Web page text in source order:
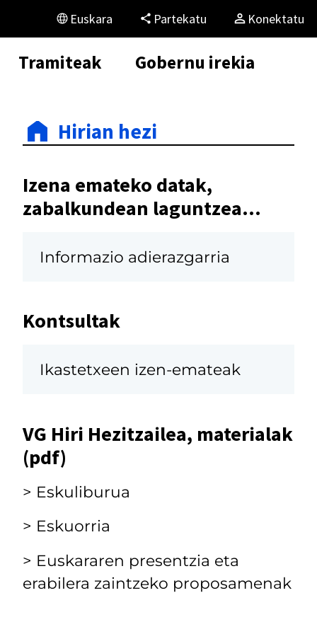
Euskara Partekatu Konektatu
Tramiteak Gobernu irekia
Hirian hezi
Izena emateko datak,
zabalkundean laguntzea...
Informazio adierazgarria
Kontsultak
Ikastetxeen izen-emateak
VG Hiri Hezitzailea, materialak
(pdf)
> Eskuliburua
> Eskuorria
> Euskararen presentzia eta
erabilera zaintzeko proposamenak